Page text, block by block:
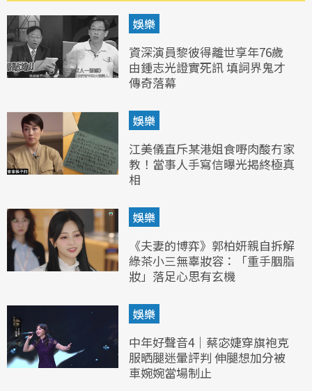
娛樂
資深演員黎彼得離世享年76歲
由鍾志光證實死訊 填詞界鬼才
傳奇落幕
娛樂
江美儀直斥某港姐食嘢肉酸冇家
教！當事人手寫信曝光揭終極真
相
娛樂
《夫妻的博弈》郭柏妍親自拆解
綠茶小三無辜妝容：「重手胭脂
妝」落足心思有玄機
娛樂
中年好聲音4｜蔡宓婕穿旗袍克
服晒腿迷暈評判 伸腿想加分被
車婉婉當場制止